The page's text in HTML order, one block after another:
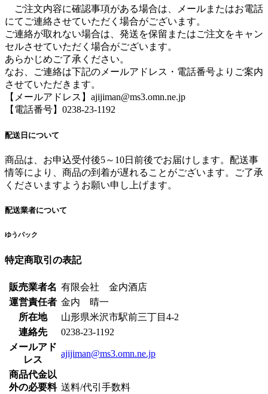
ご注文内容に確認事項がある場合は、メールまたはお電話
にてご連絡させていただく場合がございます。
ご連絡が取れない場合は、発送を保留またはご注文をキャン
セルさせていただく場合がございます。
あらかじめご了承ください。
なお、ご連絡は下記のメールアドレス・電話番号よりご案内
させていただきます。
【メールアドレス】ajijiman@ms3.omn.ne.jp
【電話番号】0238-23-1192
配送日について
商品は、お申込受付後5～10日前後でお届けします。配送事
情等により、商品の到着が遅れることがございます。ご了承
くださいますようお願い申し上げます。
配送業者について
ゆうパック
特定商取引の表記
販売業者名 有限会社 金内酒店
運営責任者 金内 晴一
所在地
山形県米沢市駅前三丁目4-2
連絡先
0238-23-1192
メールアド
レス
ajijiman@ms3.omn.ne.jp
商品代金以
外の必要料 送料/代引手数料